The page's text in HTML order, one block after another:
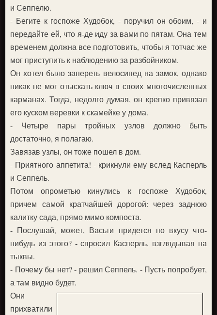
и Сеппелю.
- Бегите к госпоже Худобок, - поручил он обоим, - и
передайте ей, что я-де иду за вами по пятам. Она тем
временем должна все подготовить, чтобы я тотчас же
мог приступить к наблюдению за разбойником.
Он хотел было запереть велосипед на замок, однако
никак не мог отыскать ключ в своих многочисленных
карманах. Тогда, недолго думая, он крепко привязал
его куском веревки к скамейке у дома.
- Четыре пары тройных узлов должно быть
достаточно, я полагаю.
Завязав узлы, он тоже пошел в дом.
- Приятного аппетита! - крикнули ему вслед Касперль
и Сеппель.
Потом опрометью кинулись к госпоже Худобок,
причем самой кратчайшей дорогой: через заднюю
калитку сада, прямо мимо компоста.
- Послушай, может, Васьти придется по вкусу что-
нибудь из этого? - спросил Касперль, взглядывая на
тыквы.
- Почему бы нет? - решил Сеппель. - Пусть попробует,
а там видно будет.
Они
прихватили